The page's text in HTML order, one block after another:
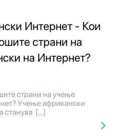
Интернет - Кои
страни на
на Интернет?
страни на учење
Учење африкански
станува […]